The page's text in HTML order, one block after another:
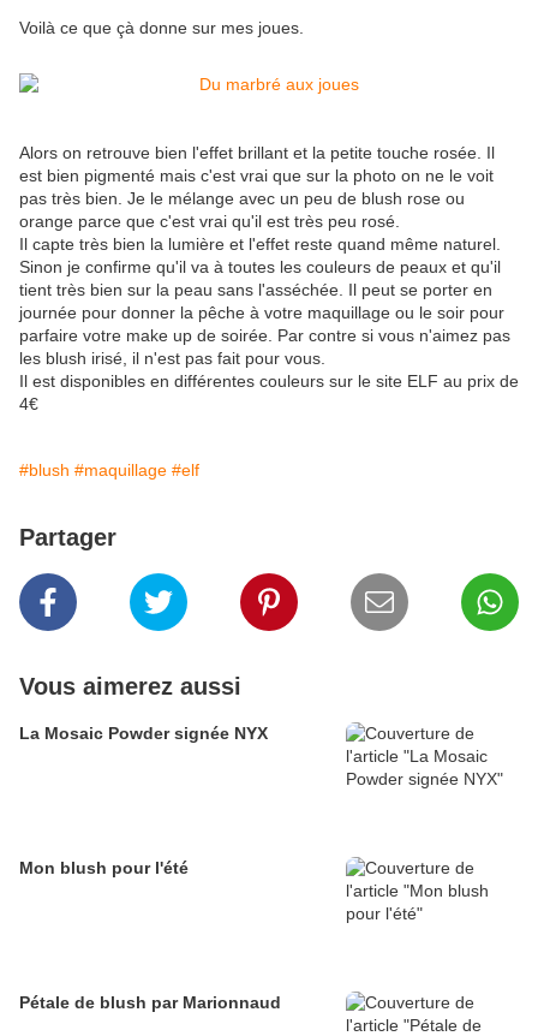
Voilà ce que çà donne sur mes joues.
Alors on retrouve bien l'effet brillant et la petite touche rosée. Il
est bien pigmenté mais c'est vrai que sur la photo on ne le voit
pas très bien. Je le mélange avec un peu de blush rose ou
orange parce que c'est vrai qu'il est très peu rosé.
Il capte très bien la lumière et l'effet reste quand même naturel.
Sinon je confirme qu'il va à toutes les couleurs de peaux et qu'il
tient très bien sur la peau sans l'asséchée. Il peut se porter en
journée pour donner la pêche à votre maquillage ou le soir pour
parfaire votre make up de soirée. Par contre si vous n'aimez pas
les blush irisé, il n'est pas fait pour vous.
Il est disponibles en différentes couleurs sur le site ELF au prix de
4€
#blush #maquillage #elf
Partager
Vous aimerez aussi
La Mosaic Powder signée NYX
Mon blush pour l'été
Pétale de blush par Marionnaud